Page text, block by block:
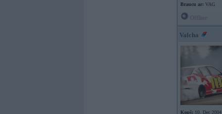
Braucu ar: VAG
Valcha
Kopš: 10. Dec 2004